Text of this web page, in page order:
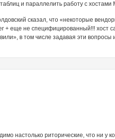
и параллелить работу с
сказал, что «некоторые
+ еще не специфицированный!!!
в том числе задавая эти
настолько риторические, что ни у